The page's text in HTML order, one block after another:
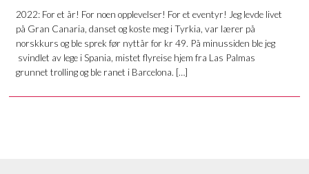
2022: For et år! For noen opplevelser! For et eventyr! Jeg levde livet
på Gran Canaria, danset og koste meg i Tyrkia, var lærer på
norskkurs og ble sprek før nyttår for kr 49. På minussiden ble jeg
svindlet av lege i Spania, mistet flyreise hjem fra Las Palmas
grunnet trolling og ble ranet i Barcelona. […]